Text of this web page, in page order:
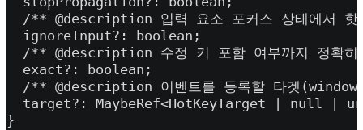
/** @description 입력 요소 포커스 상태에서 핫
  ignoreInput?: boolean;
/** @description 수정 키 포함 여부까지 정확히
  exact?: boolean;
/** @description 이벤트를 등록할 타겟
target?: MaybeRef<HotKeyTarget | null |
}